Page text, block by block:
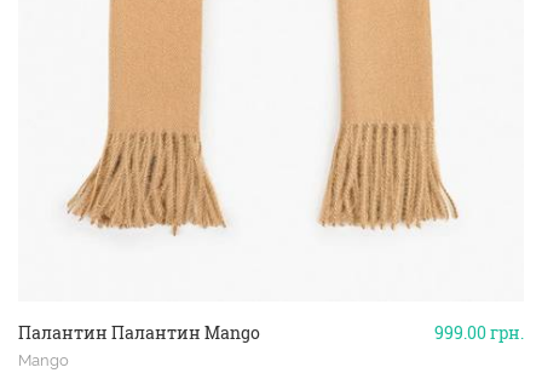
999.00грн.
Палантин Палантин Mango
Mango